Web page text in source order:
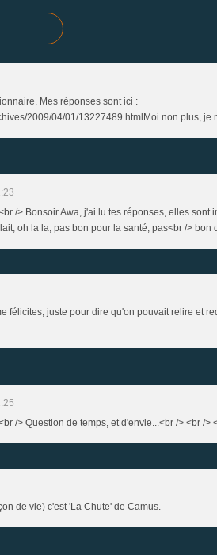
Mes réponses sont ici :
2009/04/01/13227489.htmlMoi non plus, je
/> Bonsoir Awa, j'ai lu tes réponses, elles
oh la la, pas bon pour la santé, pas<br /> bon
félicites; juste pour dire qu'on pouvait relire et
/> Question de temps, et d'envie...<br /> <br />
de vie) c'est 'La Chute' de Camus.